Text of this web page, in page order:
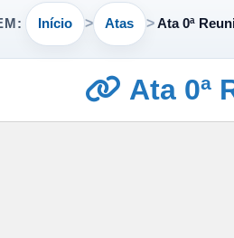
Início Atas Ata 0ª
Ata 0ª